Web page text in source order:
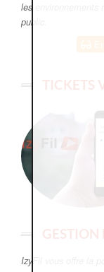
les environnements
public.
TICKETS
GESTION
IzyFil vous offre la